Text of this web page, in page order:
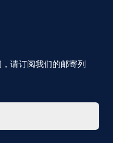
请订阅我们的邮寄列